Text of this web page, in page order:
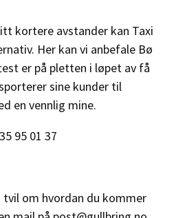
kortere avstander kan Taxi
Her kan vi anbefale Bø
er på pletten i løpet av få
sine kunder til
en vennlig mine.
95 01 37
tvil om hvordan du kommer